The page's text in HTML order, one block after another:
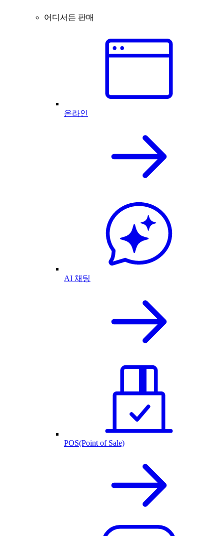
어디서든 판매
온라인
AI 채팅
POS(Point of Sale)